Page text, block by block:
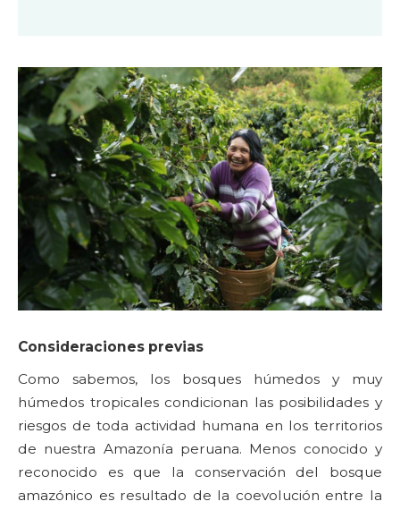
Consideraciones previas
Como sabemos, los bosques húmedos y muy
húmedos tropicales condicionan las posibilidades y
riesgos de toda actividad humana en los territorios
de nuestra Amazonía peruana. Menos conocido y
reconocido es que la conservación del bosque
amazónico es resultado de la coevolución entre la